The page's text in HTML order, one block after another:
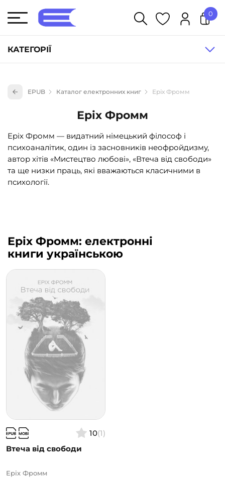
КАТЕГОРІЇ
Книги для дітей (833)
Книги для підлітків (240)
Науково-популярна література (1015)
Навчальна література та посібники (527)
Енциклопедії, довідники, словники (55)
Подарункові сертифікати (1)
0
EPUB Каталог електронних книг Еріх Фромм
Еріх Фромм
Еріх Фромм — видатний німецький філософ і
психоаналітик, один із засновників неофройдизму,
автор хітів «Мистецтво любові», «Втеча від свободи»
та ще низки праць, які вважаються класичними в
психології.
Еріх Фромм: електронні
книги українською
10(1)
Втеча від свободи
Еріх Фромм